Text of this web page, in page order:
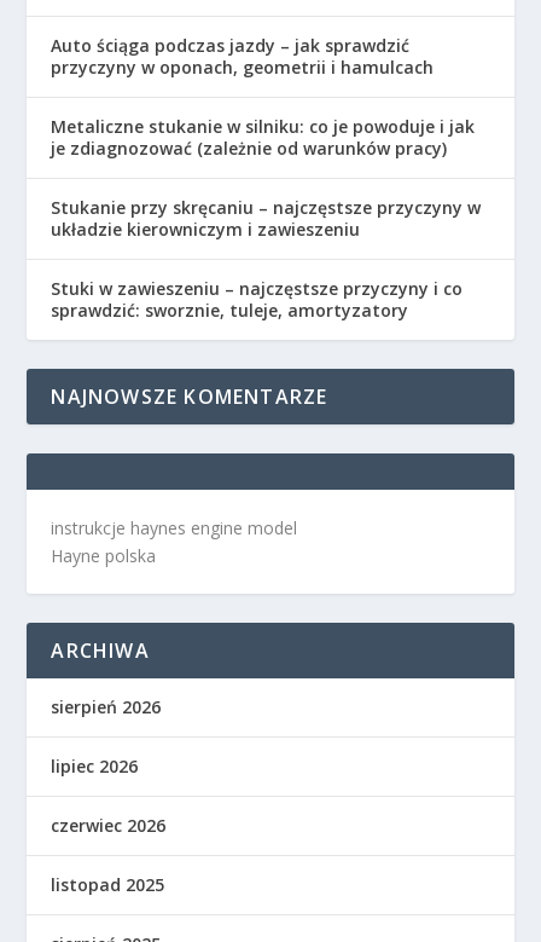
Auto ściąga podczas jazdy – jak sprawdzić
przyczyny w oponach, geometrii i hamulcach
Metaliczne stukanie w silniku: co je powoduje i jak
je zdiagnozować (zależnie od warunków pracy)
Stukanie przy skręcaniu – najczęstsze przyczyny w
układzie kierowniczym i zawieszeniu
Stuki w zawieszeniu – najczęstsze przyczyny i co
sprawdzić: sworznie, tuleje, amortyzatory
NAJNOWSZE KOMENTARZE
instrukcje haynes engine model
Hayne polska
ARCHIWA
sierpień 2026
lipiec 2026
czerwiec 2026
listopad 2025